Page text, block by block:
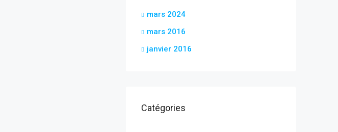
mars 2024
mars 2016
janvier 2016
Catégories